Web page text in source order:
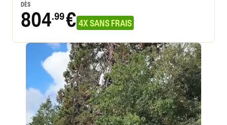
DÈS
804.99€ 4X SANS FRAIS